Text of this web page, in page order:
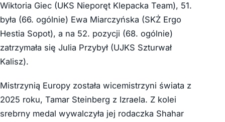
Wiktoria Giec (UKS Nieporęt Klepacka Team), 51.
była (66. ogólnie) Ewa Miarczyńska (SKŻ Ergo
Hestia Sopot), a na 52. pozycji (68. ogólnie)
zatrzymała się Julia Przybył (UJKS Szturwał
Kalisz).
Mistrzynią Europy została wicemistrzyni świata z
2025 roku, Tamar Steinberg z Izraela. Z kolei
srebrny medal wywalczyła jej rodaczka Shahar